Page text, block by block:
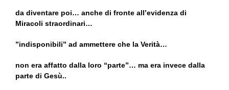
da diventare poi… anche di fronte all’evidenza di
Miracoli straordinari…
”indisponibili” ad ammettere che la Verità…
non era affatto dalla loro “parte”… ma era invece dalla
parte di Gesù..